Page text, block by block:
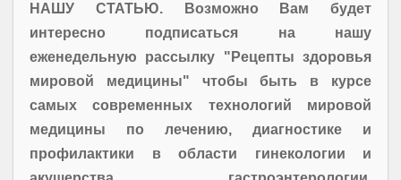
НАШУ СТАТЬЮ. Возможно Вам будет
интересно подписаться на нашу
еженедельную рассылку "Рецепты здоровья
мировой медицины" чтобы быть в курсе
самых современных технологий мировой
медицины по лечению, диагностике и
профилактики в области гинекологии и